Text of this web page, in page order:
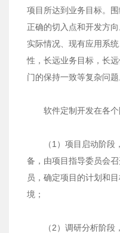
项目所达到业务目标。
正确的切入点和开发方
实际情况、现有应用系
性，长远业务目标，长
门的保持一致等复杂问题
软件定制开发在各个
（1）项目启动阶段
备，由项目指导委员会
员，确定项目的计划和
境；
（2）调研分析阶段